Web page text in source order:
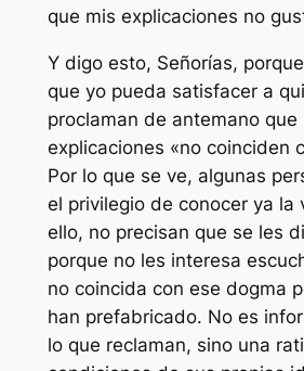
que mis explicaciones no
Y digo esto, Señorías,
que yo pueda satisfacer a
proclaman de antemano que
explicaciones «no coinciden
Por lo que se ve, algunas
el privilegio de conocer ya la
ello, no precisan que se les
porque no les interesa
no coincida con ese dogma
han prefabricado. No es
lo que reclaman, sino una